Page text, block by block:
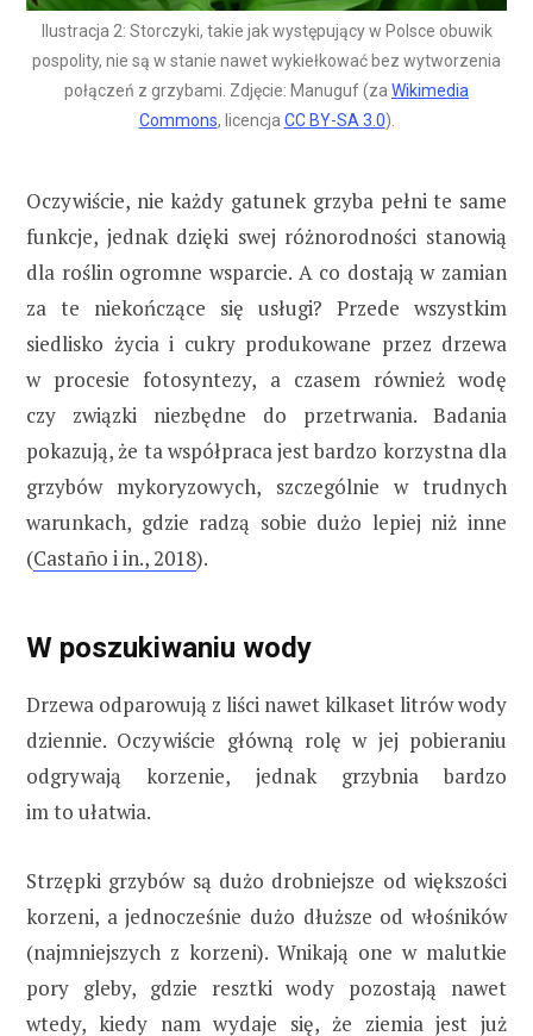
Ilustracja 2: Storczyki, takie jak występujący w Polsce obuwik
pospolity, nie są w stanie nawet wykiełkować bez wytworzenia
połączeń z grzybami. Zdjęcie: Manuguf (za Wikimedia
Commons, licencja CC BY-SA 3.0).
Oczywiście, nie każdy gatunek grzyba pełni te same
funkcje, jednak dzięki swej różnorodności stanowią
dla roślin ogromne wsparcie. A co dostają w zamian
za te niekończące się usługi? Przede wszystkim
siedlisko życia i cukry produkowane przez drzewa
w procesie fotosyntezy, a czasem również wodę
czy związki niezbędne do przetrwania. Badania
pokazują, że ta współpraca jest bardzo korzystna dla
grzybów mykoryzowych, szczególnie w trudnych
warunkach, gdzie radzą sobie dużo lepiej niż inne
(Castaño i in., 2018).
W poszukiwaniu wody
Drzewa odparowują z liści nawet kilkaset litrów wody
dziennie. Oczywiście główną rolę w jej pobieraniu
odgrywają korzenie, jednak grzybnia bardzo
im to ułatwia.
Strzępki grzybów są dużo drobniejsze od większości
korzeni, a jednocześnie dużo dłuższe od włośników
(najmniejszych z korzeni). Wnikają one w malutkie
pory gleby, gdzie resztki wody pozostają nawet
wtedy, kiedy nam wydaje się, że ziemia jest już